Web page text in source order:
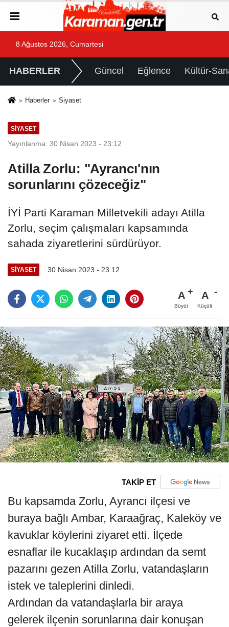
8 Ağustos 2026, Cumartesi
HABERLER Güncel Eğlence Kültür-
Haberler Siyaset
SIYASET
Yayınlanma: 30 Nisan 2023 - 23:12
Atilla Zorlu: "Ayrancı'nın
sorunlarını çözeceğiz"
İYİ Parti Karaman Milletvekili adayı Atilla
Zorlu, seçim çalışmaları kapsamında
sahada ziyaretlerini sürdürüyor.
SIYASET 30 Nisan 2023 - 23:12
A
Büyüt
A
Küçült
TAKİP ET
Bu kapsamda Zorlu, Ayrancı ilçesi ve
buraya bağlı Ambar, Karaağraç, Kaleköy ve
kavuklar köylerini ziyaret etti. İlçede
esnaflar ile kucaklaşıp ardından da semt
pazarını gezen Atilla Zorlu, vatandaşların
istek ve taleplerini dinledi.
Ardından da vatandaşlarla bir araya
gelerek ilçenin sorunlarına dair konuşan